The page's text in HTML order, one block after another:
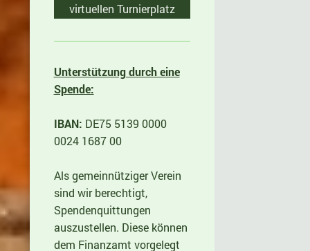
virtuellen Turnierplatz
Unterstützung durch eine
Spende:
IBAN: DE75 5139 0000
0024 1687 00
Als gemeinnütziger Verein
sind wir berechtigt,
Spendenquittungen
auszustellen. Diese können
dem Finanzamt vorgelegt